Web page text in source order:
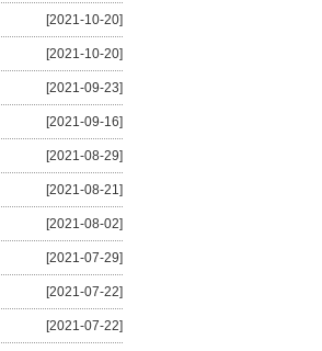
[2021-10-20]
[2021-10-20]
[2021-09-23]
[2021-09-16]
[2021-08-29]
[2021-08-21]
[2021-08-02]
[2021-07-29]
[2021-07-22]
[2021-07-22]